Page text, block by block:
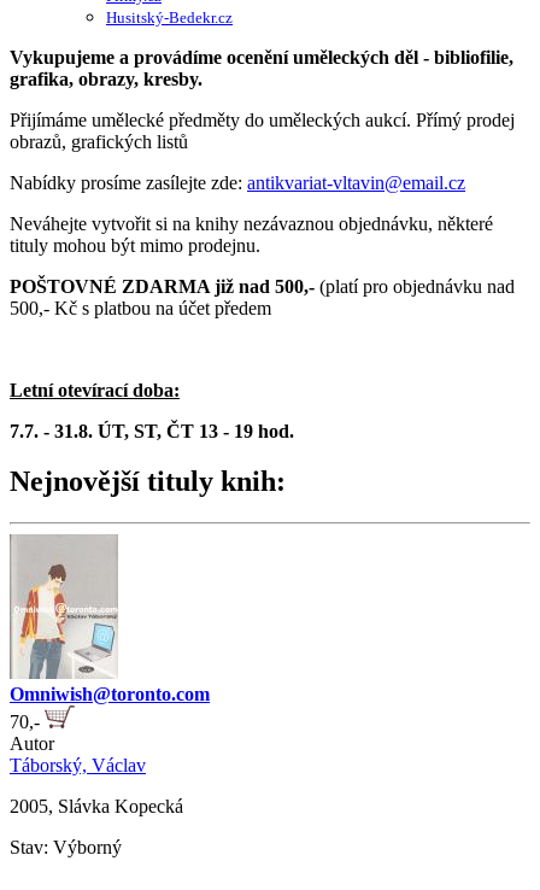
Husitský-Bedekr.cz
Vykupujeme a provádíme ocenění uměleckých děl - bibliofilie,
grafika, obrazy, kresby.
Přijímáme umělecké předměty do uměleckých aukcí. Přímý prodej
obrazů, grafických listů
Nabídky prosíme zasílejte zde: antikvariat-vltavin@email.cz
Neváhejte vytvořit si na knihy nezávaznou objednávku, některé
tituly mohou být mimo prodejnu.
POŠTOVNÉ ZDARMA již nad 500,- (platí pro objednávku nad
500,- Kč s platbou na účet předem
Letní otevírací doba:
7.7. - 31.8. ÚT, ST, ČT 13 - 19 hod.
Nejnovější tituly knih:
Omniwish@toronto.com
70,-
Autor
Táborský, Václav
2005, Slávka Kopecká
Stav: Výborný